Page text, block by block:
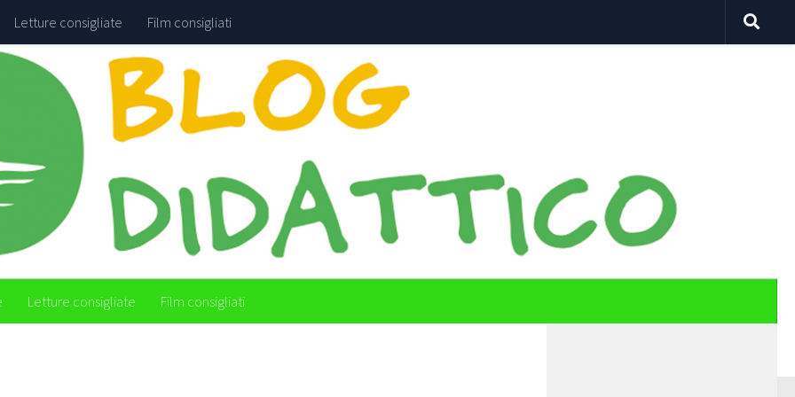
Letture consigliate Film consigliati
Letture consigliate Film consigliati